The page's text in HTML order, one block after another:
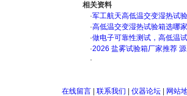
相关资料
·军工航天高低温交变湿热试
·高低温交变湿热试验箱选哪
·做电子可靠性测试，高低温
·2026 盐雾试验箱厂家推荐
·
在线留言| 联系我们 仪器论坛| 网站